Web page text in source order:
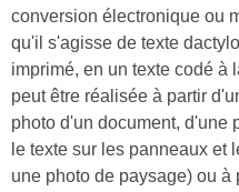
conversion électronique ou
qu'il s'agisse de texte
imprimé, en un texte codé à
peut être réalisée à partir
photo d'un document, d'une
le texte sur les panneaux et
une photo de paysage) ou à